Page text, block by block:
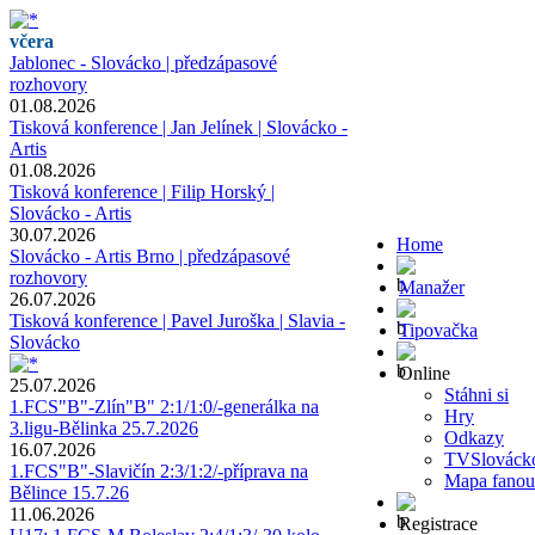
včera
Jablonec - Slovácko | předzápasové
rozhovory
01.08.2026
Tisková konference | Jan Jelínek | Slovácko -
Artis
01.08.2026
Tisková konference | Filip Horský |
Slovácko - Artis
30.07.2026
Slovácko - Artis Brno | předzápasové
rozhovory
26.07.2026
Tisková konference | Pavel Juroška | Slavia -
Slovácko
25.07.2026
1.FCS"B"-Zlín"B" 2:1/1:0/-generálka na
3.ligu-Bělinka 25.7.2026
16.07.2026
1.FCS"B"-Slavičín 2:3/1:2/-příprava na
Bělince 15.7.26
11.06.2026
Home
Manažer
Tipovačka
Online
Stáhni si
Hry
Odkazy
Mapa
Registrace